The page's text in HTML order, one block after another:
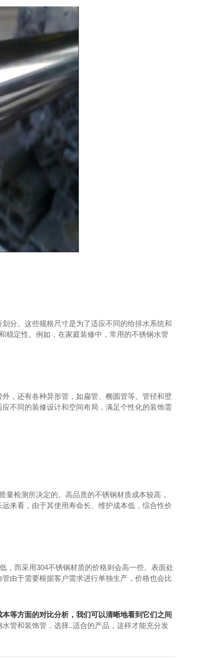
分。这些规格尺寸是为了适应不同的给排水系统和
稳定性。例如，在家庭装修中，常用的不锈钢水管
，还有各种异形管，如扁管、椭圆管等。管径和壁
不同的装修设计和空间布局，满足个性化的装饰需
检测所决定的。高品质的不锈钢材质成本较高，
来看，由于其使用寿命长、维护成本低，综合性价
，而采用304不锈钢材质的价格则会高一些。表面处
由于需要根据客户需求进行单独生产，价格也会比
等方面的对比分析，我们可以清晰地看到它们之间
管和装饰管，选择..适合的产品，这样才能充分发